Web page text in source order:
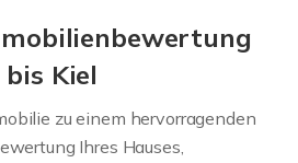
Kiel
zu einem hervorragenden
Ihres Hauses,